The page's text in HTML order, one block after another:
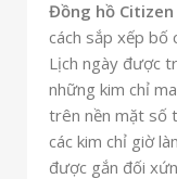
Đồng hồ Citizen
cách sắp xếp bố
Lịch ngày được
những kim chỉ
trên nền mặt số
các kim chỉ giờ
được gắn đối